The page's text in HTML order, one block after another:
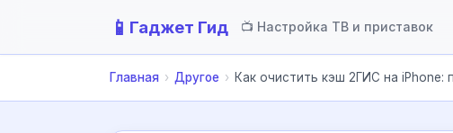
📱 Гаджет Гид 📺 Настройка ТВ и приставок
Главная › Другое › Как очистить кэш 2ГИС на iPhone: